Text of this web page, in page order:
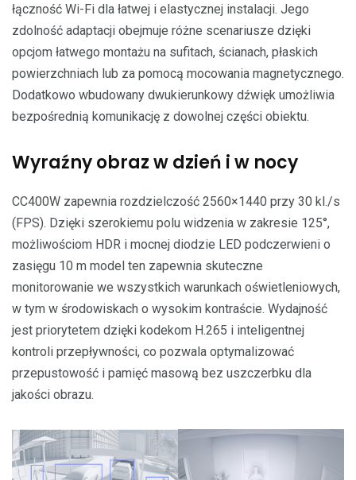
łączność Wi-Fi dla łatwej i elastycznej instalacji. Jego
zdolność adaptacji obejmuje różne scenariusze dzięki
opcjom łatwego montażu na sufitach, ścianach, płaskich
powierzchniach lub za pomocą mocowania magnetycznego.
Dodatkowo wbudowany dwukierunkowy dźwięk umożliwia
bezpośrednią komunikację z dowolnej części obiektu.
Wyraźny obraz w dzień i w nocy
CC400W zapewnia rozdzielczość 2560×1440 przy 30 kl./s
(FPS). Dzięki szerokiemu polu widzenia w zakresie 125°,
możliwościom HDR i mocnej diodzie LED podczerwieni o
zasięgu 10 m model ten zapewnia skuteczne
monitorowanie we wszystkich warunkach oświetleniowych,
w tym w środowiskach o wysokim kontraście. Wydajność
jest priorytetem dzięki kodekom H.265 i inteligentnej
kontroli przepływności, co pozwala optymalizować
przepustowość i pamięć masową bez uszczerbku dla
jakości obrazu.